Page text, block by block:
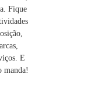
Fique
E
manda!